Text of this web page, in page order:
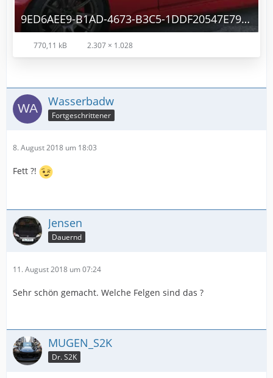
9ED6AEE9-B1AD-4673-B3C5-1DDF20547E79.jpeg
770,11 kB 2.307 × 1.028
Wasserbadw
Fortgeschrittener
8. August 2018 um 18:03
Fett ?!
Jensen
Dauernd
11. August 2018 um 07:24
Sehr schön gemacht. Welche Felgen sind das ?
MUGEN_S2K
Dr. S2K